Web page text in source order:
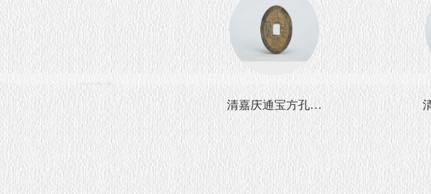
清乾隆通宝方孔铜
钱
清嘉庆通宝方孔铜